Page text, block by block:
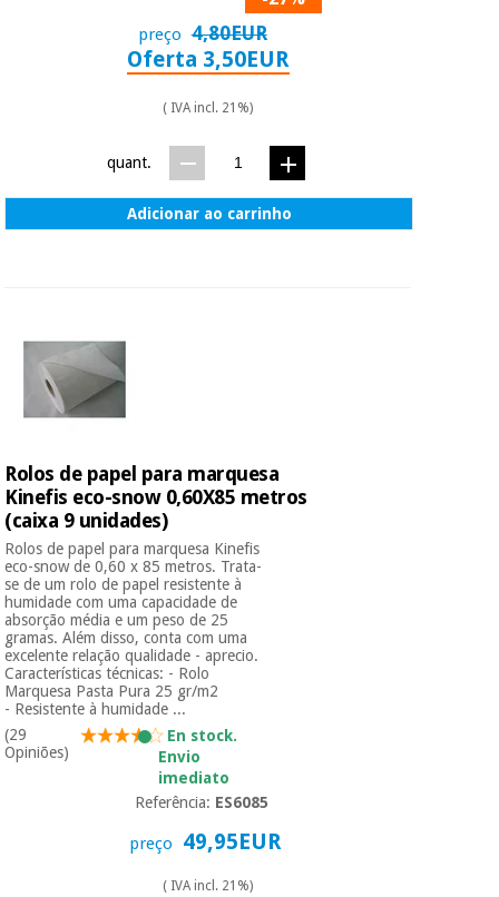
preço 4,80EUR
Oferta 3,50EUR
( IVA incl. 21%)
quant.
Adicionar ao carrinho
Rolos de papel para marquesa
Kinefis eco-snow 0,60X85 metros
(caixa 9 unidades)
Rolos de papel para marquesa Kinefis
eco-snow de 0,60 x 85 metros. Trata-
se de um rolo de papel resistente à
humidade com uma capacidade de
absorção média e um peso de 25
gramas. Além disso, conta com uma
excelente relação qualidade - aprecio.
Características técnicas: - Rolo
Marquesa Pasta Pura 25 gr/m2
- Resistente à humidade ...
(29
Opiniões)
En stock.
Envio
imediato
Referência: ES6085
preço 49,95EUR
( IVA incl. 21%)